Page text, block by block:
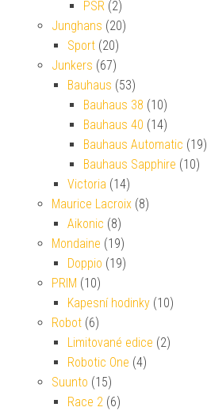
PSR (2)
Junghans (20)
Sport (20)
Junkers (67)
Bauhaus (53)
Bauhaus 38 (10)
Bauhaus 40 (14)
Bauhaus Automatic (19)
Bauhaus Sapphire (10)
Victoria (14)
Maurice Lacroix (8)
Aikonic (8)
Mondaine (19)
Doppio (19)
PRIM (10)
Kapesní hodinky (10)
Robot (6)
Limitované edice (2)
Robotic One (4)
Suunto (15)
Race 2 (6)